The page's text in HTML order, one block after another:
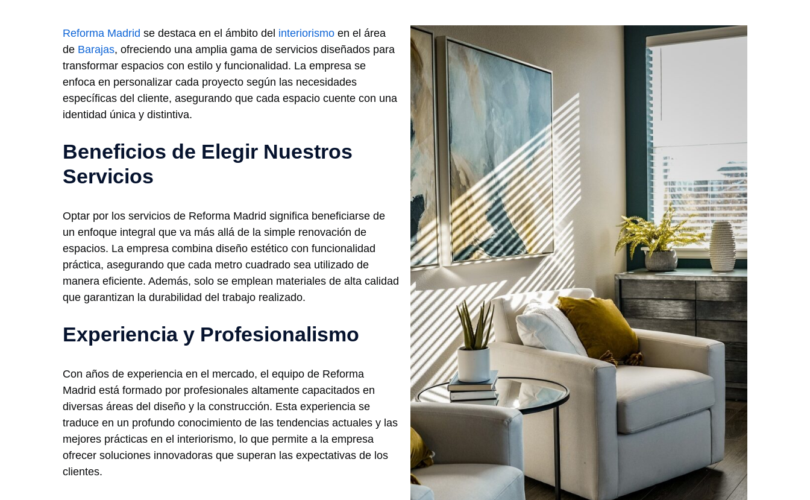
Reforma Madrid se destaca en el ámbito del interiorismo en el área
de Barajas, ofreciendo una amplia gama de servicios diseñados para
transformar espacios con estilo y funcionalidad. La empresa se
enfoca en personalizar cada proyecto según las necesidades
específicas del cliente, asegurando que cada espacio cuente con una
identidad única y distintiva.
Beneficios de Elegir Nuestros
Servicios
Optar por los servicios de Reforma Madrid significa beneficiarse de
un enfoque integral que va más allá de la simple renovación de
espacios. La empresa combina diseño estético con funcionalidad
práctica, asegurando que cada metro cuadrado sea utilizado de
manera eficiente. Además, solo se emplean materiales de alta calidad
que garantizan la durabilidad del trabajo realizado.
Experiencia y Profesionalismo
Con años de experiencia en el mercado, el equipo de Reforma
Madrid está formado por profesionales altamente capacitados en
diversas áreas del diseño y la construcción. Esta experiencia se
traduce en un profundo conocimiento de las tendencias actuales y las
mejores prácticas en el interiorismo, lo que permite a la empresa
ofrecer soluciones innovadoras que superan las expectativas de los
clientes.